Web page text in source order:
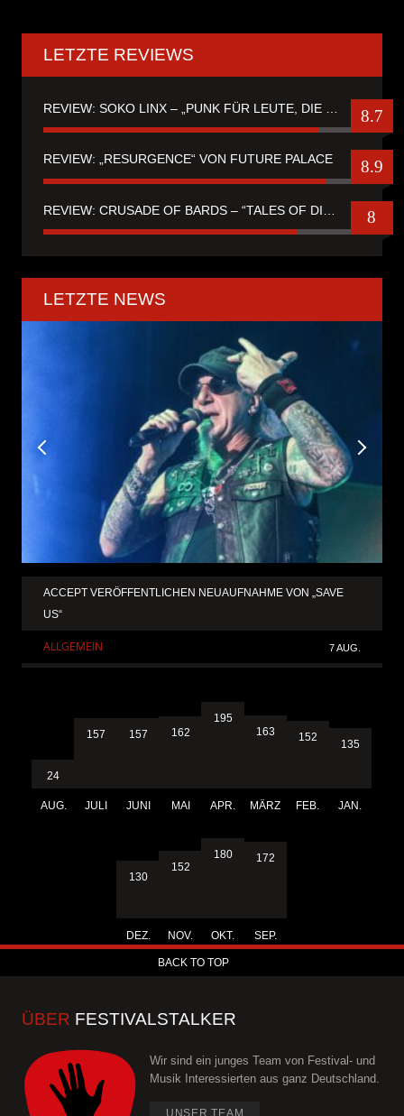
LETZTE REVIEWS
8.7
REVIEW: „RESURGENCE“ VON FUTURE PALACE 8.9
8
LETZTE NEWS
ACCEPT VERÖFFENTLICHEN NEUAUFNAHME VON „SAVE
US“
ALLGEMEIN 7 AUG.
24
AUG.
157
JULI
157
JUNI
162
MAI
195
APR.
163
MÄRZ
152
FEB.
135
JAN.
130
DEZ.
152
NOV.
180
OKT.
172
SEP.
BACK TO TOP
ÜBER FESTIVALSTALKER
Wir sind ein junges Team von Festival- und
Musik Interessierten aus ganz Deutschland.
UNSER TEAM